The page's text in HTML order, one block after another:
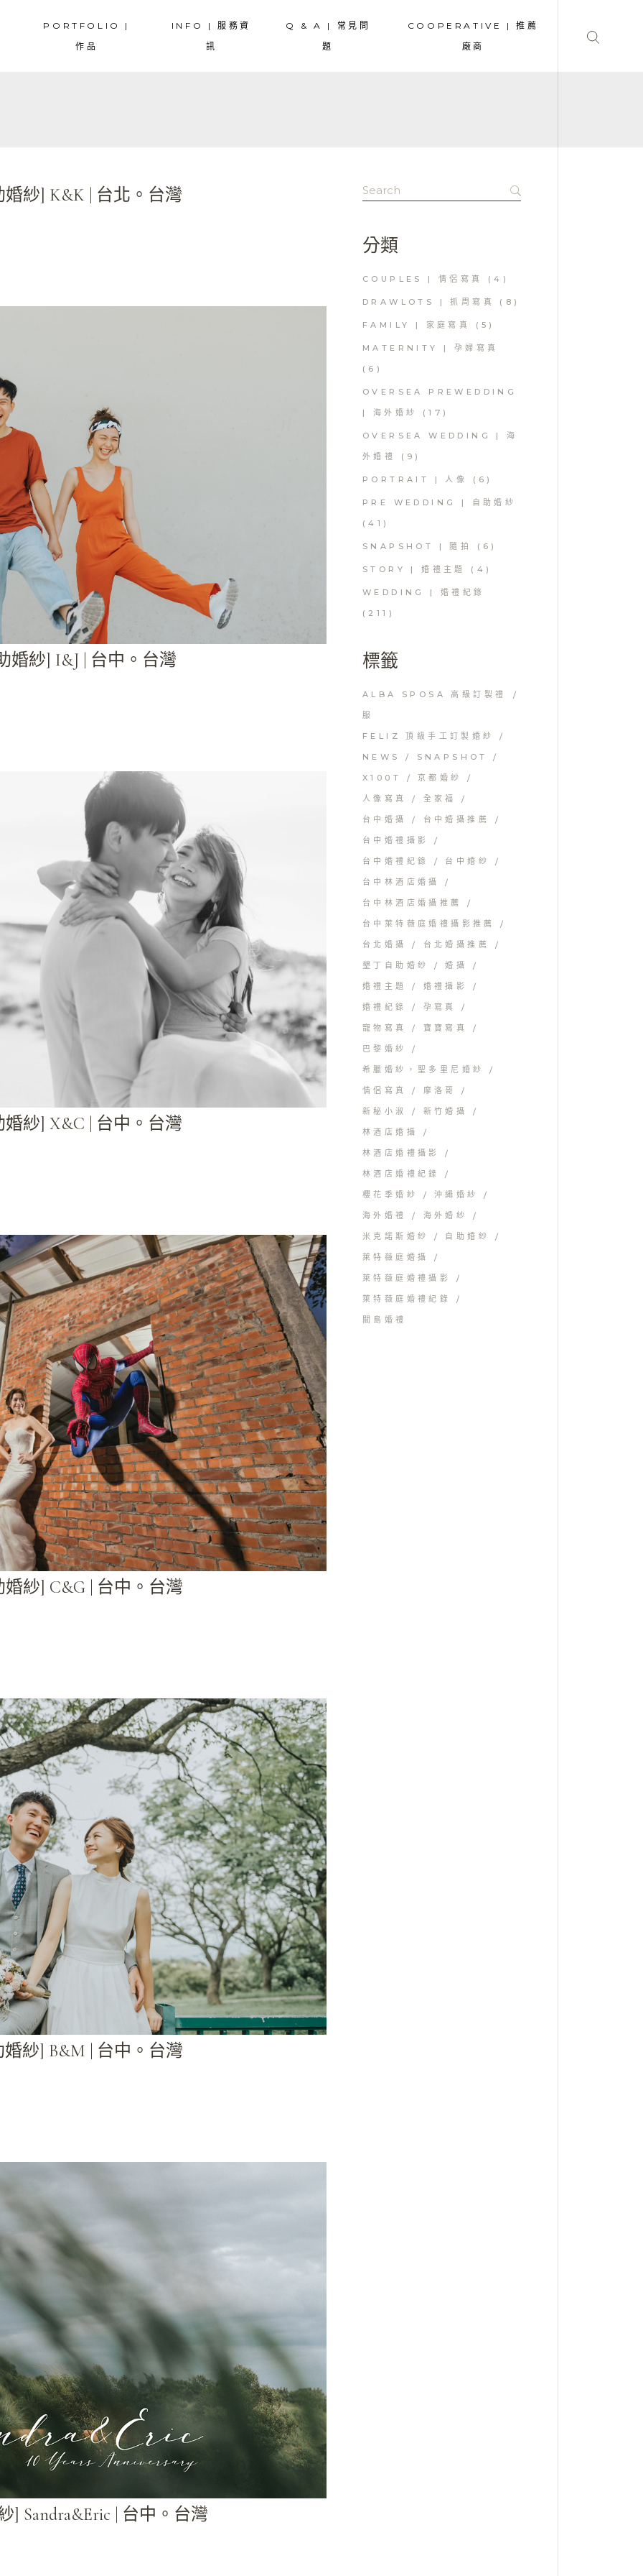
PORTFOLIO |
作品
INFO | 服務資
訊
Q & A | 常見問
題
COOPERATIVE | 推薦
廠商
COUPLES | 情侶寫真
FAMILY | 家庭寫真
COUPLE | 情侶寫真
婚紗] K&K | 台北。台灣
婚紗] I&J | 台中。台灣
婚紗] X&C | 台中。台灣
紗] C&G | 台中。台灣
紗] B&M | 台中。台灣
] Sandra&Eric | 台中。台灣
Search
for:
分類
COUPLES | 情侶寫真 (4)
DRAWLOTS | 抓周寫真 (8)
FAMILY | 家庭寫真 (5)
MATERNITY | 孕婦寫真
(6)
OVERSEA PREWEDDING
| 海外婚紗 (17)
OVERSEA WEDDING | 海
外婚禮 (9)
PORTRAIT | 人像 (6)
PRE WEDDING | 自助婚紗
(41)
SNAPSHOT | 隨拍 (6)
STORY | 婚禮主題 (4)
WEDDING | 婚禮紀錄
(211)
標籤
ALBA SPOSA 高級訂製禮
服
FELIZ 頂級手工訂製婚紗
NEWS SNAPSHOT
X100T 京都婚紗
人像寫真 全家福
台中婚攝 台中婚攝推薦
台中婚禮攝影
台中婚禮紀錄 台中婚紗
台中林酒店婚攝
台中林酒店婚攝推薦
台中萊特薇庭婚禮攝影推薦
台北婚攝 台北婚攝推薦
墾丁自助婚紗 婚攝
婚禮主題 婚禮攝影
婚禮紀錄 孕寫真
寵物寫真 寶寶寫真
巴黎婚紗
希臘婚紗，聖多里尼婚紗
情侶寫真 摩洛哥
新秘小淑 新竹婚攝
林酒店婚攝
林酒店婚禮攝影
林酒店婚禮紀錄
櫻花季婚紗 沖繩婚紗
海外婚禮 海外婚紗
米克諾斯婚紗 自助婚紗
萊特薇庭婚攝
萊特薇庭婚禮攝影
萊特薇庭婚禮紀錄
關島婚禮